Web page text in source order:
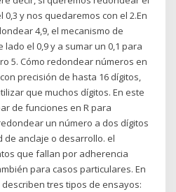
y nos quedaremos con el 2.En
4,9, el mecanismo de
el 0,9 y a sumar un 0,1 para
5. Cómo redondear números en
precisión de hasta 16 dígitos,
que muchos dígitos. En este
de funciones en R para
un número a dos dígitos
de anclaje o desarrollo. el
que fallan por adherencia
para casos particulares. En
tres tipos de ensayos: